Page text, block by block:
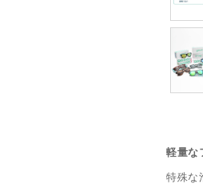
軽量な
特殊な